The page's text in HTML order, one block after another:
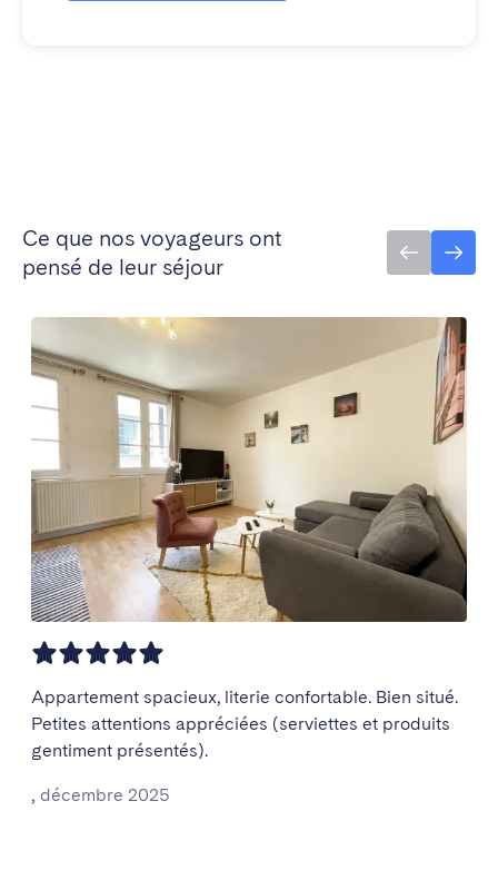
Ce que nos voyageurs ont
pensé de leur séjour
Appartement spacieux, literie confortable. Bien situé.
Petites attentions appréciées (serviettes et produits
gentiment présentés).
, décembre 2025